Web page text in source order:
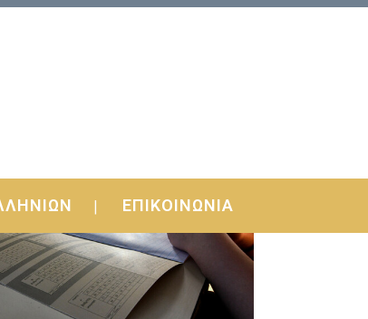
ΕΠΙΚΟΙΝΩΝΙΑ